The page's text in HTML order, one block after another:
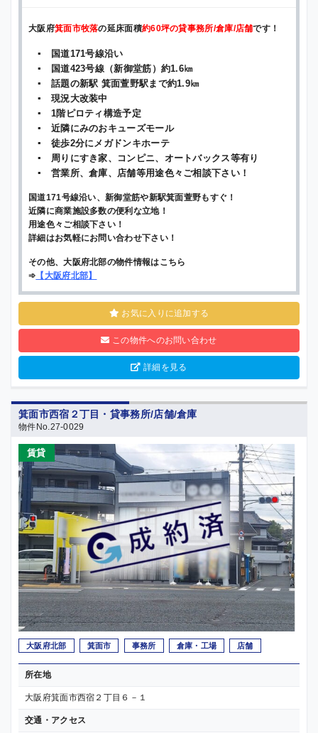
大阪府箕面市牧落の延床面積約60坪の貸事務所/倉庫/店舗です！
▪ 国道171号線沿い
▪ 国道423号線（新御堂筋）約1.6㎞
▪ 話題の新駅 箕面萱野駅まで約1.9㎞
▪ 現況大改装中
▪ 1階ピロティ構造予定
▪ 近隣にみのおキューズモール
▪ 徒歩2分にメガドンキホーテ
▪ 周りにすき家、コンピニ、オートバックス等有り
▪ 営業所、倉庫、店舗等用途色々ご相談下さい！
国道171号線沿い、新御堂筋や新駅箕面萱野もすぐ！
近隣に商業施設多数の便利な立地！
用途色々ご相談下さい！
詳細はお気軽にお問い合わせ下さい！
その他、大阪府北部の物件情報はこちら
➾ 【大阪府北部】
お気に入りに追加する
この物件へのお問い合わせ
詳細を見る
箕面市西宿２丁目・貸事務所/店舗/倉庫
物件No.27-0029
賃貸
大阪府北部 箕面市 事務所 倉庫・工場 店舗
所在地
大阪府箕面市西宿２丁目６－１
交通・アクセス